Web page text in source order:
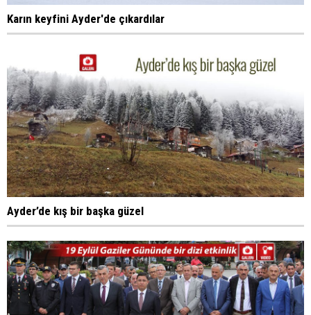
Karın keyfini Ayder'de çıkardılar
Ayder’de kış bir başka güzel